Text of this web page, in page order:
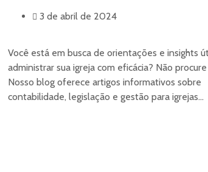
3 de abril de 2024
Você está em busca de orientações e insights
administrar sua igreja com eficácia? Não procure
Nosso blog oferece artigos informativos sobre
contabilidade, legislação e gestão para igrejas...